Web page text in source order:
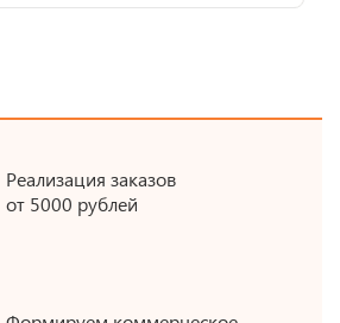
Реализация заказов
от 5000 рублей